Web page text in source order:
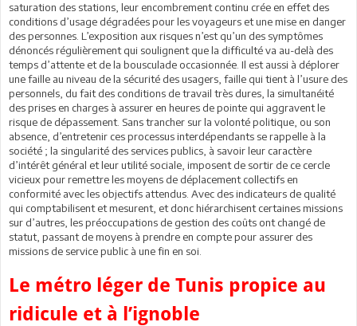
saturation des stations, leur encombrement continu crée en effet des
conditions d’usage dégradées pour les voyageurs et une mise en danger
des personnes. L’exposition aux risques n’est qu’un des symptômes
dénoncés régulièrement qui soulignent que la difficulté va au-delà des
temps d’attente et de la bousculade occasionnée. Il est aussi à déplorer
une faille au niveau de la sécurité des usagers, faille qui tient à l’usure des
personnels, du fait des conditions de travail très dures, la simultanéité
des prises en charges à assurer en heures de pointe qui aggravent le
risque de dépassement. Sans trancher sur la volonté politique, ou son
absence, d’entretenir ces processus interdépendants se rappelle à la
société ; la singularité des services publics, à savoir leur caractère
d’intérêt général et leur utilité sociale, imposent de sortir de ce cercle
vicieux pour remettre les moyens de déplacement collectifs en
conformité avec les objectifs attendus. Avec des indicateurs de qualité
qui comptabilisent et mesurent, et donc hiérarchisent certaines missions
sur d’autres, les préoccupations de gestion des coûts ont changé de
statut, passant de moyens à prendre en compte pour assurer des
missions de service public à une fin en soi.
Le métro léger de Tunis propice au
ridicule et à l’ignoble